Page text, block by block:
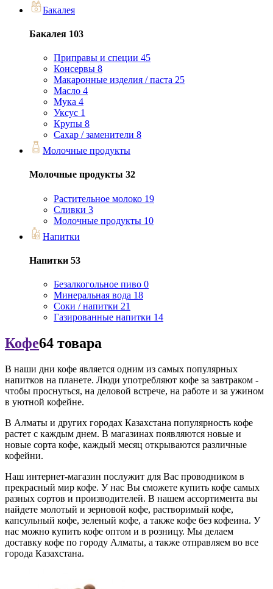
Бакалея
Бакалея 103
Приправы и специи 45
Консервы 8
Макаронные изделия / паста 25
Масло 4
Мука 4
Уксус 1
Крупы 8
Сахар / заменители 8
Молочные продукты
Молочные продукты 32
Растительное молоко 19
Сливки 3
Молочные продукты 10
Напитки
Напитки 53
Безалкогольное пиво 0
Минеральная вода 18
Соки / напитки 21
Газированные напитки 14
Кофе64 товара
В наши дни кофе является одним из самых популярных
напитков на планете. Люди употребляют кофе за завтраком -
чтобы проснуться, на деловой встрече, на работе и за ужином
в уютной кофейне.
В Алматы и других городах Казахстана популярность кофе
растет с каждым днем. В магазинах появляются новые и
новые сорта кофе, каждый месяц открываются различные
кофейни.
Наш интернет-магазин послужит для Вас проводником в
прекрасный мир кофе. У нас Вы сможете купить кофе самых
разных сортов и производителей. В нашем ассортимента вы
найдете молотый и зерновой кофе, растворимый кофе,
капсульный кофе, зеленый кофе, а также кофе без кофеина. У
нас можно купить кофе оптом и в розницу. Мы делаем
доставку кофе по городу Алматы, а также отправляем во все
города Казахстана.